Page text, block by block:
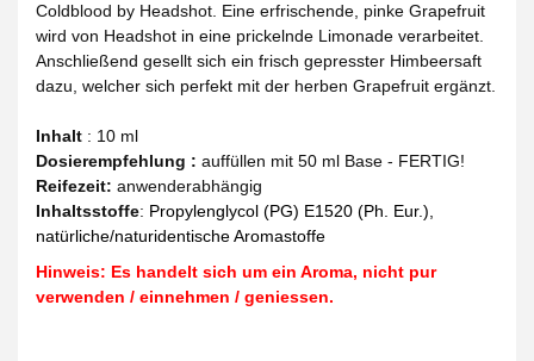
Coldblood by Headshot. Eine erfrischende, pinke Grapefruit
wird von Headshot in eine prickelnde Limonade verarbeitet.
Anschließend gesellt sich ein frisch gepresster Himbeersaft
dazu, welcher sich perfekt mit der herben Grapefruit ergänzt.
Inhalt : 10 ml
Dosierempfehlung : auffüllen mit 50 ml Base - FERTIG!
Reifezeit: anwenderabhängig
Inhaltsstoffe: Propylenglycol (PG) E1520 (Ph. Eur.),
natürliche/naturidentische Aromastoffe
Hinweis: Es handelt sich um ein Aroma, nicht pur
verwenden / einnehmen / geniessen.